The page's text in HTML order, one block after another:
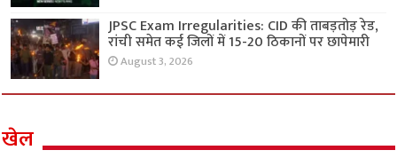
JPSC Exam Irregularities: CID की ताबड़तोड़ रेड,
रांची समेत कई जिलों में 15-20 ठिकानों पर छापेमारी
August 3, 2026
खेल